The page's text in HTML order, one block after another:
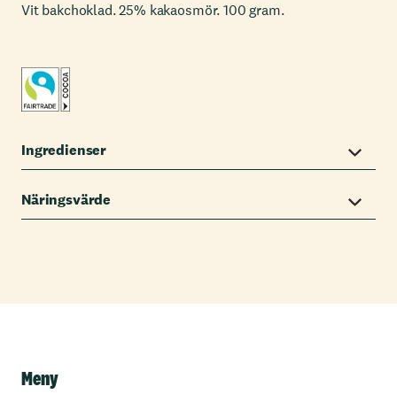
Vit bakchoklad. 25% kakaosmör. 100 gram.
Ingredienser
Näringsvärde
Meny